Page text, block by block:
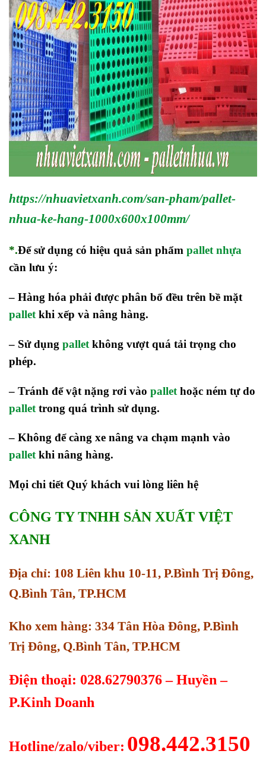
https://nhuavietxanh.com/san-pham/pallet-
nhua-ke-hang-1000x600x100mm/
*.Để sử dụng có hiệu quả sản phẩm pallet nhựa
cần lưu ý:
– Hàng hóa phải được phân bố đều trên bề mặt
pallet khi xếp và nâng hàng.
– Sử dụng pallet không vượt quá tải trọng cho
phép.
– Tránh để vật nặng rơi vào pallet hoặc ném tự do
pallet trong quá trình sử dụng.
– Không để càng xe nâng va chạm mạnh vào
pallet khi nâng hàng.
Mọi chi tiết Quý khách vui lòng liên hệ
CÔNG TY TNHH SẢN XUẤT VIỆT
XANH
Địa chỉ: 108 Liên khu 10-11, P.Bình Trị Đông,
Q.Bình Tân, TP.HCM
Kho xem hàng: 334 Tân Hòa Đông, P.Bình
Trị Đông, Q.Bình Tân, TP.HCM
Điện thoại: 028.62790376 – Huyền –
P.Kinh Doanh
Hotline/zalo/viber: 098.442.3150